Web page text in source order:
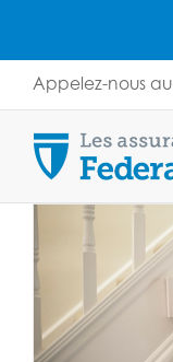
content
Appelez-nous au